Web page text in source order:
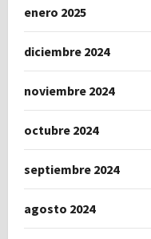
enero 2025
diciembre 2024
noviembre 2024
octubre 2024
septiembre 2024
agosto 2024